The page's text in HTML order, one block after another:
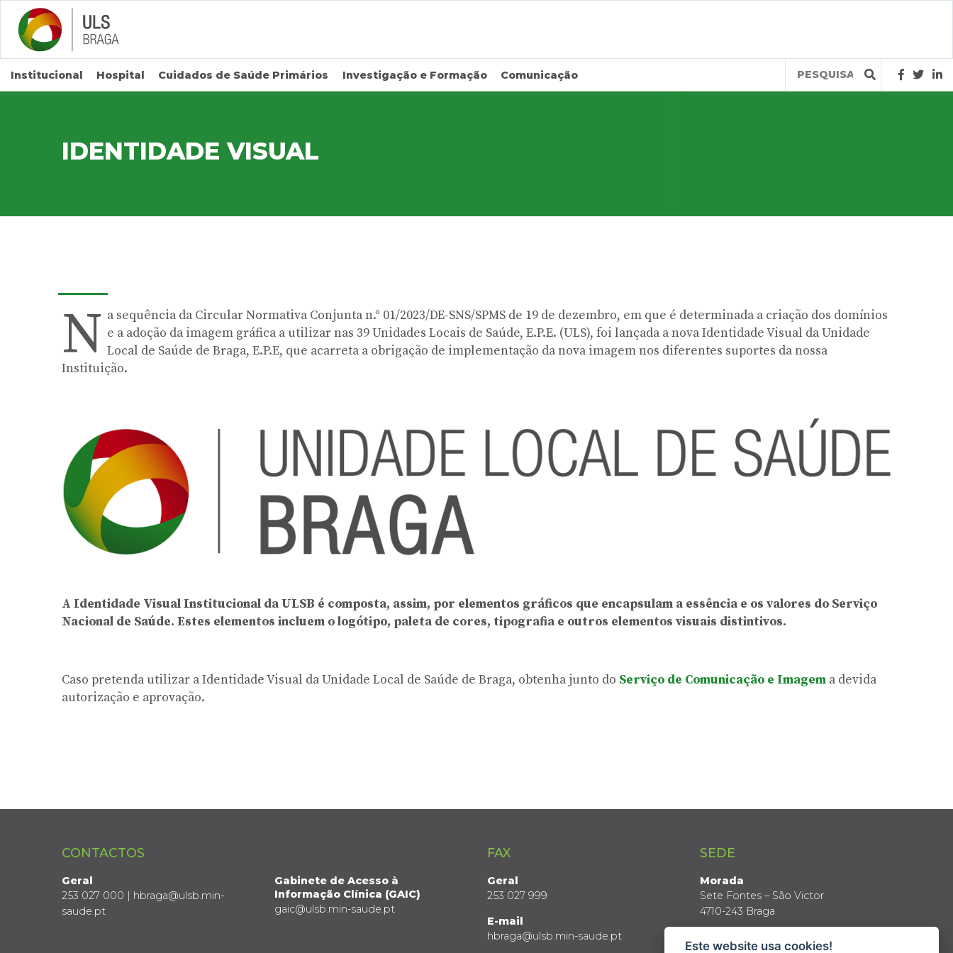
Saltar para conteúdo principal
Institucional Hospital Cuidados de Saúde Primários Investigação e Formação Comunicação
Query
IDENTIDADE VISUAL
N a sequência da Circular Normativa Conjunta n.º 01/2023/DE-SNS/SPMS de 19 de dezembro, em que é determinada a criação dos domínios
e a adoção da imagem gráfica a utilizar nas 39 Unidades Locais de Saúde, E.P.E. (ULS), foi lançada a nova Identidade Visual da Unidade
Local de Saúde de Braga, E.P.E, que acarreta a obrigação de implementação da nova imagem nos diferentes suportes da nossa
Instituição.
A Identidade Visual Institucional da ULSB é composta, assim, por elementos gráficos que encapsulam a essência e os valores do Serviço
Nacional de Saúde. Estes elementos incluem o logótipo, paleta de cores, tipografia e outros elementos visuais distintivos.
Caso pretenda utilizar a Identidade Visual da Unidade Local de Saúde de Braga, obtenha junto do Serviço de Comunicação e Imagem a devida
autorização e aprovação.
CONTACTOS
Geral
253 027 000 | hbraga@ulsb.min-
saude.pt
Gabinete de Acesso à
Informação Clínica (GAIC)
gaic@ulsb.min-saude.pt
FAX
Geral
253 027 999
E-mail
hbraga@ulsb.min-saude.pt
SEDE
Morada
Sete Fontes – São Victor
4710-243 Braga
Este website usa cookies!